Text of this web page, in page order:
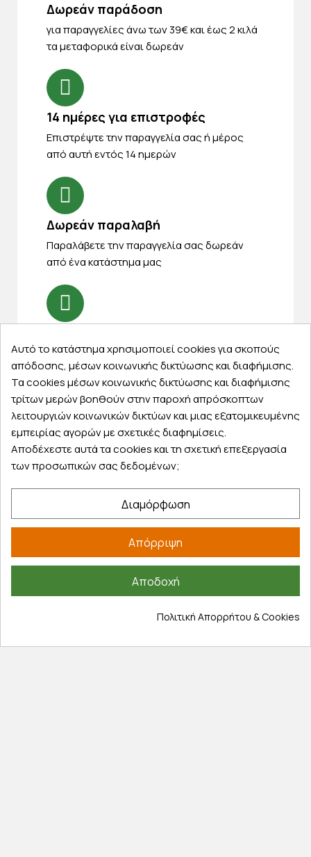
Δωρεάν παράδοση
για παραγγελίες άνω των 39€ και έως 2 κιλά
τα μεταφορικά είναι δωρεάν
14 ημέρες για επιστροφές
Eπιστρέψτε την παραγγελία σας ή μέρος
από αυτή εντός 14 ημερών
Δωρεάν παραλαβή
Παραλάβετε την παραγγελία σας δωρεάν
από ένα κατάστημα μας
Κάντε σήμερα την παραγγελία σας και
παραλάβετε αύριο στην πόρτα σας
Εξυπηρέτηση πελατών
Τρόποι παραγγελίας
Έξοδα αποστολής
Επιστροφές προϊοντων
Εξέλιξη παραγγελίας
Αυτό το κατάστημα χρησιμοποιεί cookies για σκοπούς
απόδοσης, μέσων κοινωνικής δικτύωσης και διαφήμισης.
Τα cookies μέσων κοινωνικής δικτύωσης και διαφήμισης
τρίτων μερών βοηθούν στην παροχή απρόσκοπτων
λειτουργιών κοινωνικών δικτύων και μιας εξατομικευμένης
εμπειρίας αγορών με σχετικές διαφημίσεις.
Αποδέχεστε αυτά τα cookies και τη σχετική επεξεργασία
των προσωπικών σας δεδομένων;
Διαμόρφωση
Απόρριψη
Αποδοχή
Πολιτική Απορρήτου & Cookies